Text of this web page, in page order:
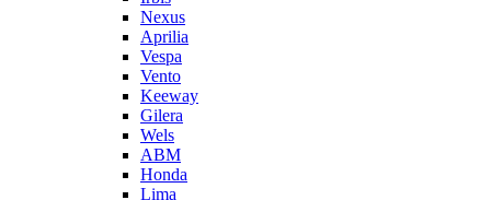
Nexus
Aprilia
Vespa
Vento
Keeway
Gilera
Wels
ABM
Honda
Lima